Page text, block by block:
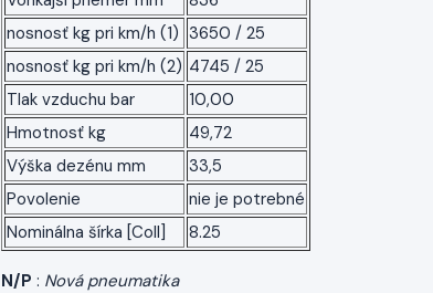
nosnosť kg pri km/h (1) 3650 / 25
nosnosť kg pri km/h (2) 4745 / 25
Tlak vzduchu bar
10,00
Hmotnosť kg
49,72
Výška dezénu mm
33,5
Povolenie
nie je potrebné
Nominálna šírka [Coll]
8.25
N/P : Nová pneumatika